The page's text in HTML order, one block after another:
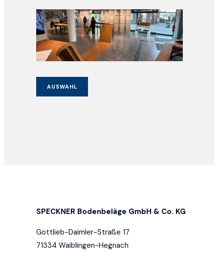
AUSWAHL
SPECKNER Bodenbeläge GmbH & Co. KG
Gottlieb-Daimler-Straße 17
71334 Waiblingen-Hegnach